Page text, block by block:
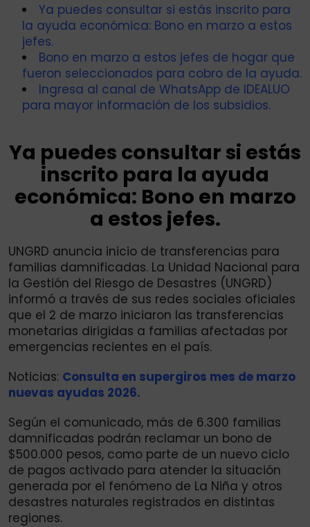
Ya puedes consultar si estás inscrito para
la ayuda económica: Bono en marzo a estos
jefes.
Bono en marzo a estos jefes de hogar que
fueron seleccionados para cobro de la ayuda.
Ingresa al canal de WhatsApp de IDEALUO
para mayor información de los subsidios.
Ya puedes consultar si estás
inscrito para la ayuda
económica: Bono en marzo
a estos jefes.
UNGRD anuncia inicio de transferencias para
familias damnificadas. La Unidad Nacional para
la Gestión del Riesgo de Desastres (UNGRD)
informó a través de sus redes sociales oficiales
que el 2 de marzo iniciaron las transferencias
monetarias dirigidas a familias afectadas por
emergencias recientes en el país.
Noticias: Consulta en supergiros mes de marzo
nuevas ayudas 2026.
Según el comunicado, más de 6.300 familias
damnificadas podrán reclamar un bono de
$500.000 pesos, como parte de un nuevo ciclo
de pagos activado para atender la situación
generada por el fenómeno de La Niña y otros
desastres naturales registrados en distintas
regiones.